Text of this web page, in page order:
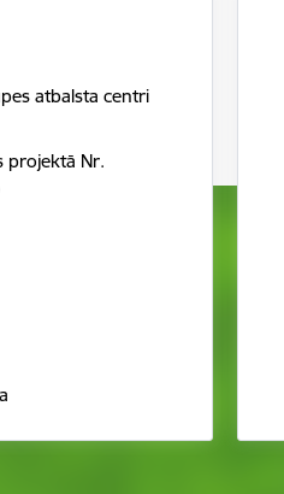
atbalsta centri
projektā Nr.